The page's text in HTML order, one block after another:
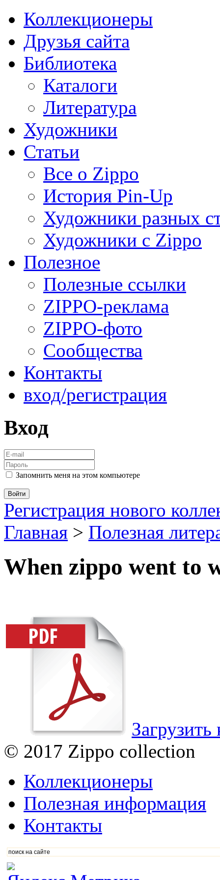
Коллекционеры
Друзья сайта
Библиотека
Каталоги
Литература
Художники
Статьи
Все о Zippo
История Pin-Up
Художники разных
Художники с Zippo
Полезное
Полезные ссылки
ZIPPO-реклама
ZIPPO-фото
Сообщества
Контакты
вход/регистрация
Вход
Запомнить меня на этом компьютере
Регистрация нового
Главная > Полезная
When zippo went to
Загрузить
© 2017 Zippo collection
Коллекционеры
Полезная информация
Контакты